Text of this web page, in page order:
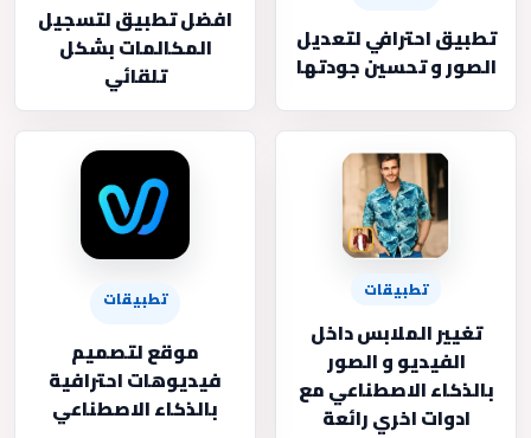
تطبيق احترافي لتعديل
الصور و تحسين جودتها
افضل تطبيق لتسجيل
المكالمات بشكل
تلقائي
تطبيقات
تغيير الملابس داخل
الفيديو و الصور
بالذكاء الاصطناعي مع
ادوات اخري رائعة
تطبيقات
موقع لتصميم
فيديوهات احترافية
بالذكاء الاصطناعي